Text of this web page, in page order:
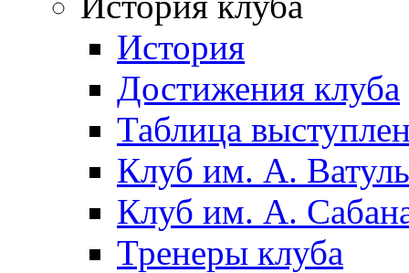
История
Достижения клуба
Таблица
Клуб им. А.
Клуб им. А.
Тренеры клуба